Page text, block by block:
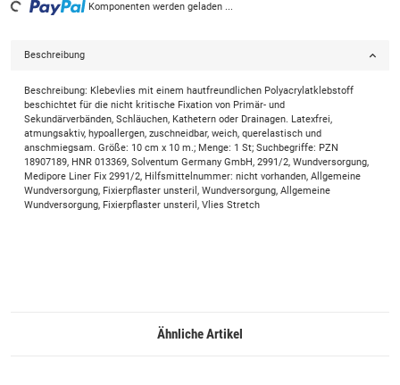
Loading... Komponenten werden geladen ...
Beschreibung
Beschreibung: Klebevlies mit einem hautfreundlichen Polyacrylatklebstoff
beschichtet für die nicht kritische Fixation von Primär- und
Sekundärverbänden, Schläuchen, Kathetern oder Drainagen. Latexfrei,
atmungsaktiv, hypoallergen, zuschneidbar, weich, querelastisch und
anschmiegsam. Größe: 10 cm x 10 m.; Menge: 1 St; Suchbegriffe: PZN
18907189, HNR 013369, Solventum Germany GmbH, 2991/2, Wundversorgung,
Medipore Liner Fix 2991/2, Hilfsmittelnummer: nicht vorhanden, Allgemeine
Wundversorgung, Fixierpflaster unsteril, Wundversorgung, Allgemeine
Wundversorgung, Fixierpflaster unsteril, Vlies Stretch
Ähnliche Artikel